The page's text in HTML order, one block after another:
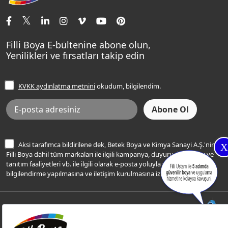
X
Tavan Boyaları
Ev Bakım ve Hobi Boyaları
Yatak Odası Renkleri
Sentomaxx Sentetik Boya
Sentomaxx İpeksi Mat
Momento Life
Şampanya Rengi
Açık Mavi Rengi
Frezya Rengi
İletişim Bilgilerimiz
Renk Danışma
Filli Ustam
Sıkça Sorulan Sorular
Ücretsiz Yalıtım Keşif Hizmeti
Bilgi Toplumu Hizmetleri
İnternet Sitesi Kullanım Koşulları
KVKK Talep Formu
KVKK Aydınlatma Metni
Filli Boya E-bültenine abone olun,
Yenilikleri ve fırsatları takip edin
KVKK aydınlatma metniniokudum, bilgilendim.
Aksi tarafımca bildirilene dek, Betek Boya ve Kimya Sanayi A.Ş.'nin
Filli Boya dahil tüm markaları ile ilgili kampanya, duyuru, hizmetler ve
tanıtım faaliyetleri vb. ile ilgili olarak e-posta yoluyla şahsıma
bilgilendirme yapılmasına ve iletişim kurulmasına izin veriyorum.